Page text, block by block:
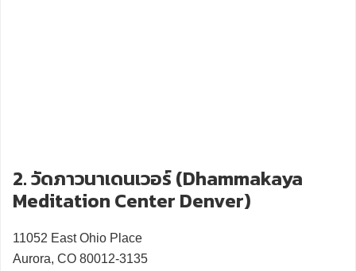
2. วัดภาวนาเดนเวอร์ (Dhammakaya
Meditation Center Denver)
11052 East Ohio Place
Aurora, CO 80012-3135